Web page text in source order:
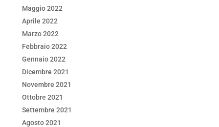
Maggio 2022
Aprile 2022
Marzo 2022
Febbraio 2022
Gennaio 2022
Dicembre 2021
Novembre 2021
Ottobre 2021
Settembre 2021
Agosto 2021